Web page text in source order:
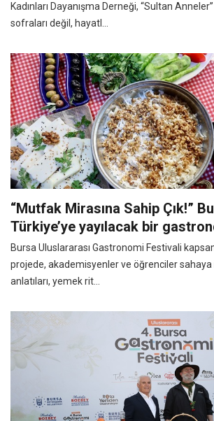
Kadınları Dayanışma Derneği, “Sultan
sofraları değil, hayatl...
“Mutfak Mirasına Sahip Çık!”
Türkiye’ye yayılacak bir
Bursa Uluslararası Gastronomi Festivali
projede, akademisyenler ve öğrenciler sahaya
anlatıları, yemek rit...